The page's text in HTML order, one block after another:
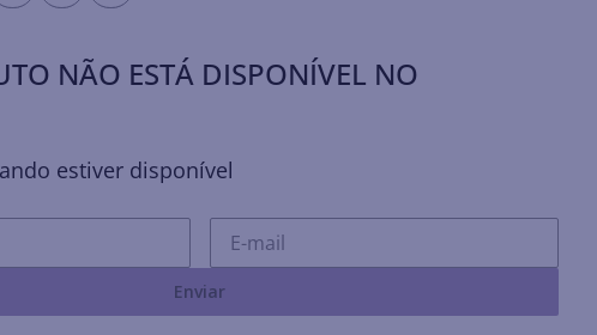
NÃO ESTÁ DISPONÍVEL NO
estiver disponível
Enviar